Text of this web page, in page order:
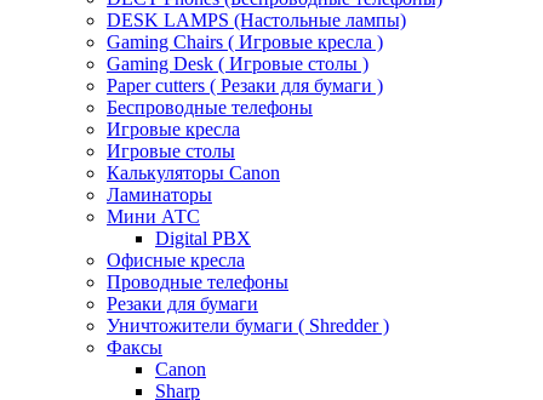
DESK LAMPS (Настольные лампы)
Gaming Chairs ( Игровые кресла )
Gaming Desk ( Игровые столы )
Paper cutters ( Резаки для бумаги )
Беспроводные телефоны
Игровые кресла
Игровые столы
Калькуляторы Canon
Ламинаторы
Мини АТС
Digital PBX
Офисные кресла
Проводные телефоны
Резаки для бумаги
Уничтожители бумаги ( Shredder )
Факсы
Canon
Sharp